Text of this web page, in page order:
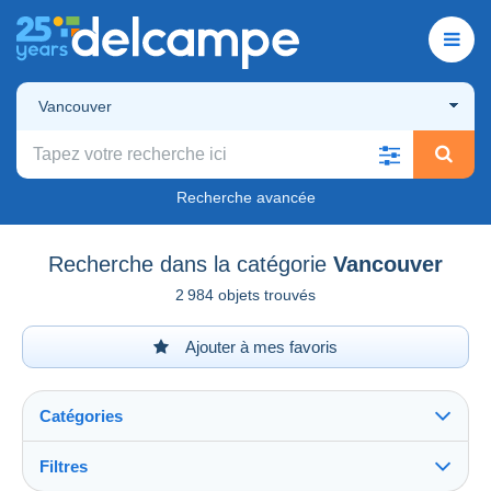
Vancouver
Recherche avancée
Recherche dans la catégorie Vancouver
2 984 objets trouvés
Ajouter à mes favoris
Catégories
Filtres